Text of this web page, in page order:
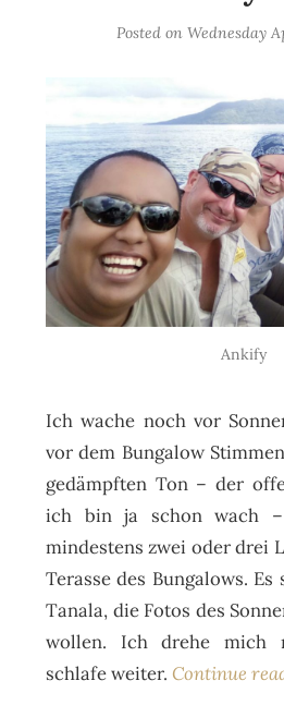
Posted on Wednesday
Ankify
Ich wache noch vor
vor dem Bungalow
gedämpften Ton – der
ich bin ja schon wach
mindestens zwei oder drei
Terasse des Bungalows.
Tanala, die Fotos des
wollen. Ich drehe mich
schlafe weiter. Continue